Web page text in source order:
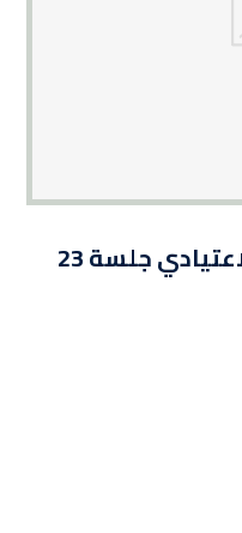
ايضاح بشأن التداول غير الاعتيادي جلسة 23